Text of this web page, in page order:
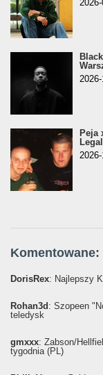
Peja
Komentowane:
DorisRex: Najlepszy
Rohan3d : Szopeen
teledysk
gmxxx: Żabson/
tygodnia (PL)